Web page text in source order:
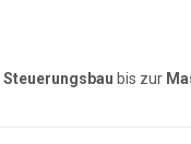
Steuerungsbau bis zur